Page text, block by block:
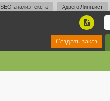
SEO-анализ текста Адвего Лингвист
A
Создать заказ